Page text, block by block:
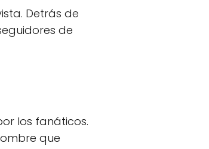
Detrás de
de
los fanáticos.
que